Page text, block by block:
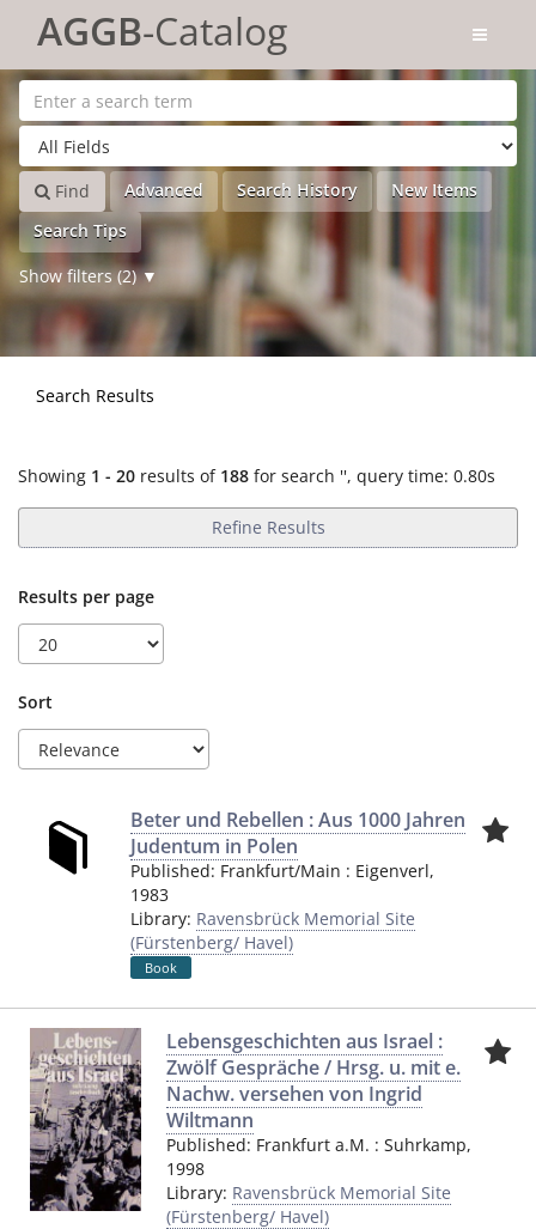
for search '
AGGB-Catalog
Find Advanced Search History
New Items
Search Tips
Show filters (2)
Search Results
Showing 1 - 20 results of 188 for search '', query time: 0.80s
Refine Results
Results per page
Sort
Beter und Rebellen : Aus 1000 Jahren
Judentum in Polen
Published: Frankfurt/Main : Eigenverl,
1983
Library: Ravensbrück Memorial Site
(Fürstenberg/ Havel)
Book
Lebensgeschichten aus Israel :
Zwölf Gespräche / Hrsg. u. mit e.
Nachw. versehen von Ingrid
Wiltmann
Published: Frankfurt a.M. : Suhrkamp,
1998
Library: Ravensbrück Memorial Site
(Fürstenberg/ Havel)